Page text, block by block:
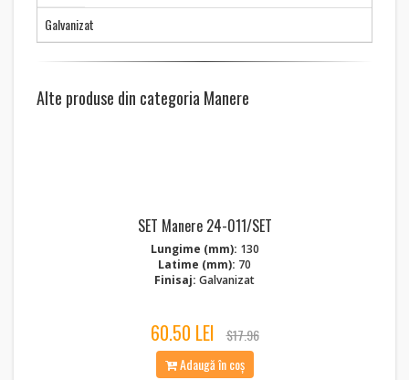
Galvanizat
Alte produse din categoria Manere
SET Manere 24-011/SET
Lungime (mm): 130
Latime (mm): 70
Finisaj: Galvanizat
60.50 LEI
$17.96
Adaugă în coș